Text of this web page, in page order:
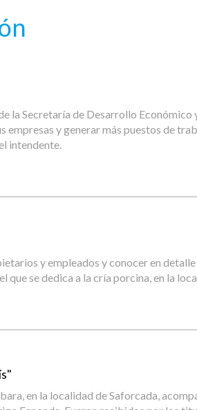
la Secretaría de Desarrollo
y generar más puestos de
intendente.
y empleados y conocer en
se dedica a la cría porcina, en la
en la localidad de Saforcada,